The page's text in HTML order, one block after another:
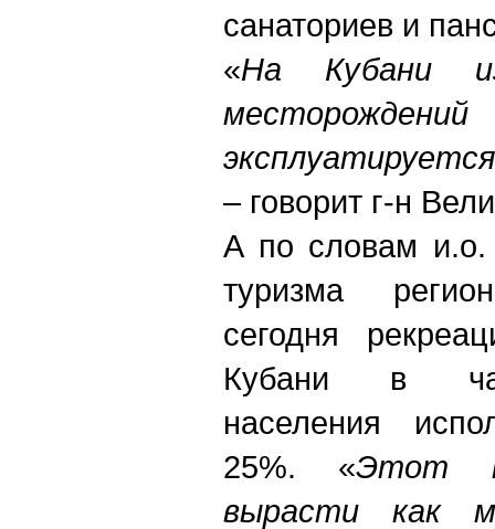
санаториев и
«На Кубани
– говорит г-н
А по словам и.о.
туризма
сегодня
Кубани в
населения
25%. «Этот
вырасти как